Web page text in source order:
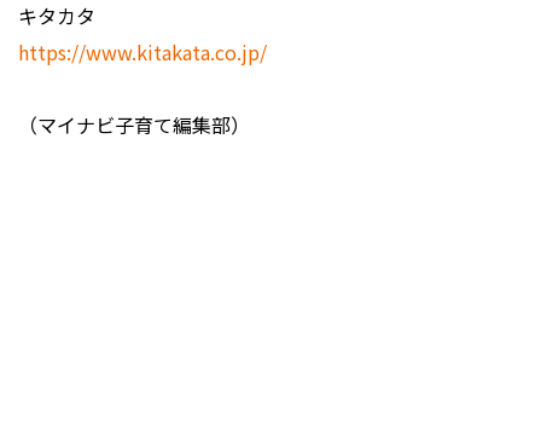
キタカタ
https://www.kitakata.co.jp/
（マイナビ子育て編集部）